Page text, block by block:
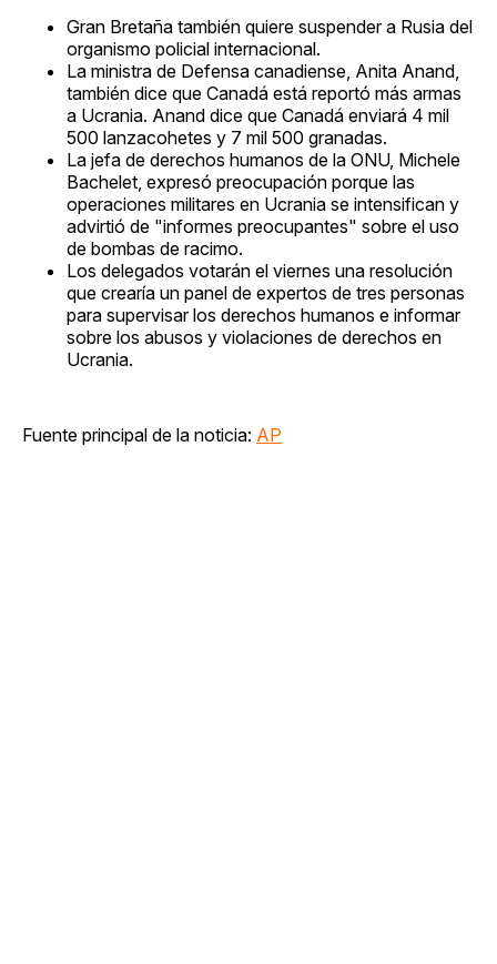
Gran Bretaña también quiere suspender a Rusia del
organismo policial internacional.
La ministra de Defensa canadiense, Anita Anand,
también dice que Canadá está reportó más armas
a Ucrania. Anand dice que Canadá enviará 4 mil
500 lanzacohetes y 7 mil 500 granadas.
La jefa de derechos humanos de la ONU, Michele
Bachelet, expresó preocupación porque las
operaciones militares en Ucrania se intensifican y
advirtió de "informes preocupantes" sobre el uso
de bombas de racimo.
Los delegados votarán el viernes una resolución
que crearía un panel de expertos de tres personas
para supervisar los derechos humanos e informar
sobre los abusos y violaciones de derechos en
Ucrania.
Fuente principal de la noticia: AP